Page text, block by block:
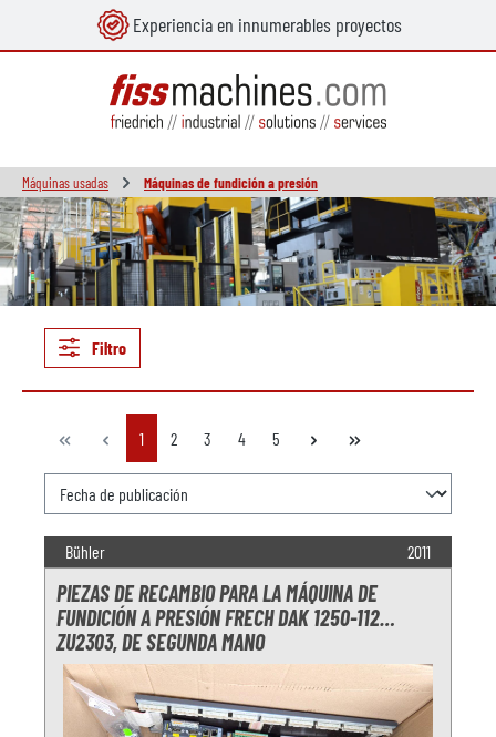
principal Experiencia en innumerables proyectos
Máquinas usadas Máquinas de fundición a presión
Filtro
Página
1 Página
2 Página
3 Página
4 Página
5
Bühler 2011
PIEZAS DE RECAMBIO PARA LA MÁQUINA DE
FUNDICIÓN A PRESIÓN FRECH DAK 1250-112
ZU2303, DE SEGUNDA MANO